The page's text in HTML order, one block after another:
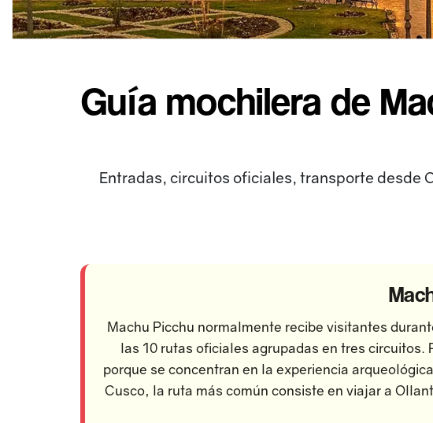
Guía mochilera de
Entradas, circuitos oficiales, transporte desde
Machu Picchu normalmente recibe visitantes
las 10 rutas oficiales agrupadas en tres
porque se concentran en la experiencia
Cusco, la ruta más común consiste en viajar a